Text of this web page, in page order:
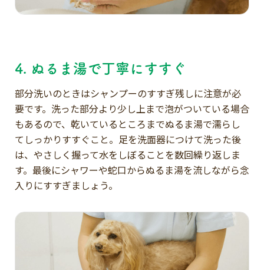
4. ぬるま湯で丁寧にすすぐ
部分洗いのときはシャンプーのすすぎ残しに注意が必
要です。洗った部分より少し上まで泡がついている場合
もあるので、乾いているところまでぬるま湯で濡らし
てしっかりすすぐこと。足を洗面器につけて洗った後
は、やさしく握って水をしぼることを数回繰り返しま
す。最後にシャワーや蛇口からぬるま湯を流しながら念
入りにすすぎましょう。